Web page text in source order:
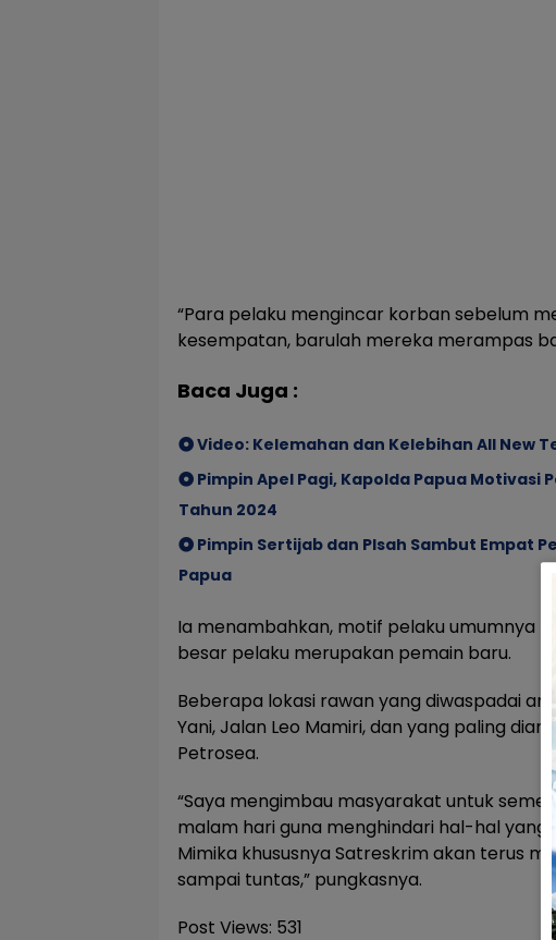
“Para pelaku mengincar korban sebelum
kesempatan, barulah mereka merampas
Baca Juga :
Video: Kelemahan dan Kelebihan All New
Pimpin Apel Pagi, Kapolda Papua
Tahun 2024
Pimpin Sertijab dan PIsah Sambut Empat
Papua
Ia menambahkan, motif pelaku umumnya
besar pelaku merupakan pemain baru.
Beberapa lokasi rawan yang diwaspadai
Yani, Jalan Leo Mamiri, dan yang paling
Petrosea.
“Saya mengimbau masyarakat untuk
malam hari guna menghindari hal-hal yang
Mimika khususnya Satreskrim akan terus
sampai tuntas,” pungkasnya.
Post Views: 531